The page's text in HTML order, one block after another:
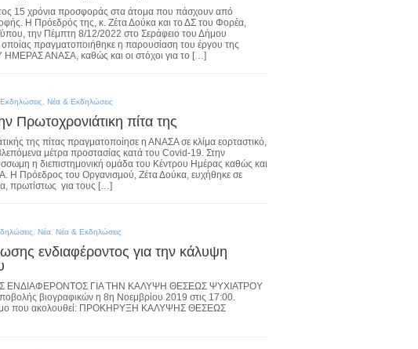
15 χρόνια προσφοράς στα άτομα που πάσχουν από
Η Πρόεδρός της, κ. Ζέτα Δούκα και το ΔΣ του Φορέα,
την Πέμπτη 8/12/2022 στο Σεράφειο του Δήμου
πραγματοποιήθηκε η παρουσίαση του έργου της
ΑΝΑΣΑ, καθώς και οι στόχοι για το […]
Εκδηλώσεις Νέα & Εκδηλώσεις
Πρωτοχρονιάτικη πίτα της
της πίτας πραγματοποίησε η ΑΝΑΣΑ σε κλίμα εορταστικό,
μέτρα προστασίας κατά του Covid-19. Στην
η διεπιστημονική ομάδα του Κέντρου Ημέρας καθώς και
Η Πρόεδρος του Οργανισμού, Ζέτα Δούκα, ευχήθηκε σε
πρωτίστως για τους […]
Νέα Νέα & Εκδηλώσεις
ενδιαφέροντος για την κάλυψη
ΓΙΑ ΤΗΝ ΚΑΛΥΨΗ ΘΕΣΕΩΣ ΨΥΧΙΑΤΡΟΥ
βιογραφικών η 8η Νοεμβρίου 2019 στις 17:00.
που ακολουθεί: ΠΡΟΚΗΡΥΞΗ ΚΑΛΥΨΗΣ ΘΕΣΕΩΣ